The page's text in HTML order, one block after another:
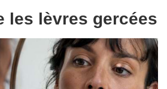
les lèvres gercées